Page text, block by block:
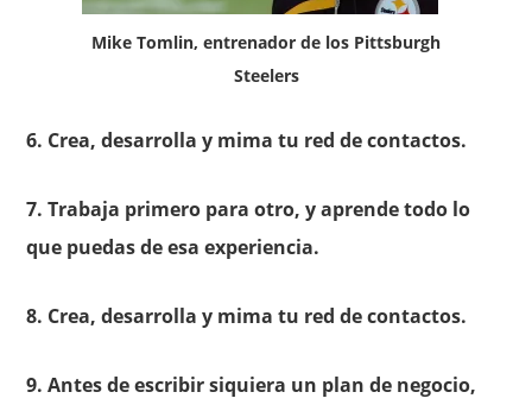
Mike Tomlin, entrenador de los Pittsburgh
Steelers
6. Crea, desarrolla y mima tu red de contactos.
7. Trabaja primero para otro, y aprende todo lo
que puedas de esa experiencia.
8. Crea, desarrolla y mima tu red de contactos.
9. Antes de escribir siquiera un plan de negocio,